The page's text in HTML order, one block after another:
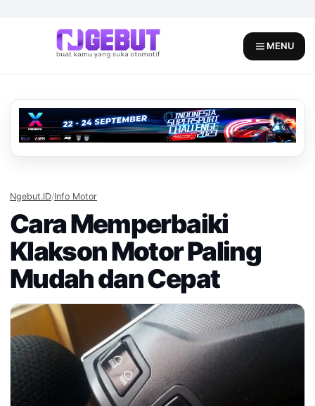
MENU
Ngebut.ID/Info Motor
Cara Memperbaiki
Klakson Motor Paling
Mudah dan Cepat